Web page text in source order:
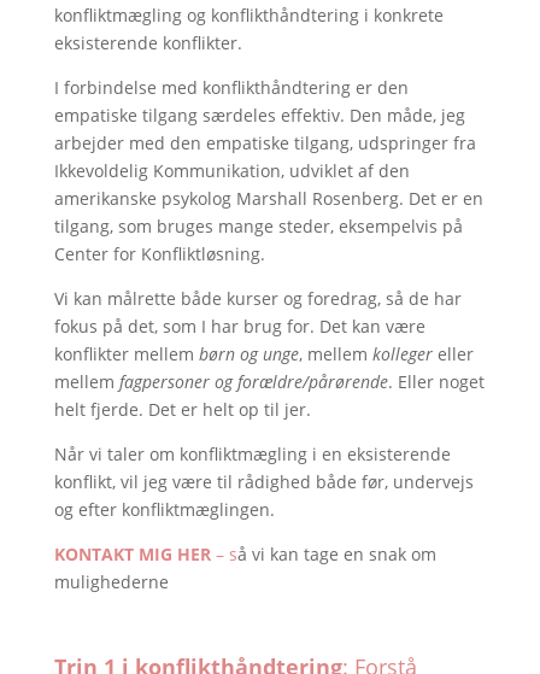
konfliktmægling og konflikthåndtering i konkrete
eksisterende konflikter.
I forbindelse med konflikthåndtering er den
empatiske tilgang særdeles effektiv. Den måde, jeg
arbejder med den empatiske tilgang, udspringer fra
Ikkevoldelig Kommunikation, udviklet af den
amerikanske psykolog Marshall Rosenberg. Det er en
tilgang, som bruges mange steder, eksempelvis på
Center for Konfliktløsning.
Vi kan målrette både kurser og foredrag, så de har
fokus på det, som I har brug for. Det kan være
konflikter mellem børn og unge, mellem kollegereller
mellem fagpersoner og forældre/pårørende. Eller noget
helt fjerde. Det er helt op til jer.
Når vi taler om konfliktmægling i en eksisterende
konflikt, vil jeg være til rådighed både før, undervejs
og efter konfliktmæglingen.
KONTAKT MIG HER – så vi kan tage en snak om
mulighederne
Trin 1 i konflikthåndtering: Forstå